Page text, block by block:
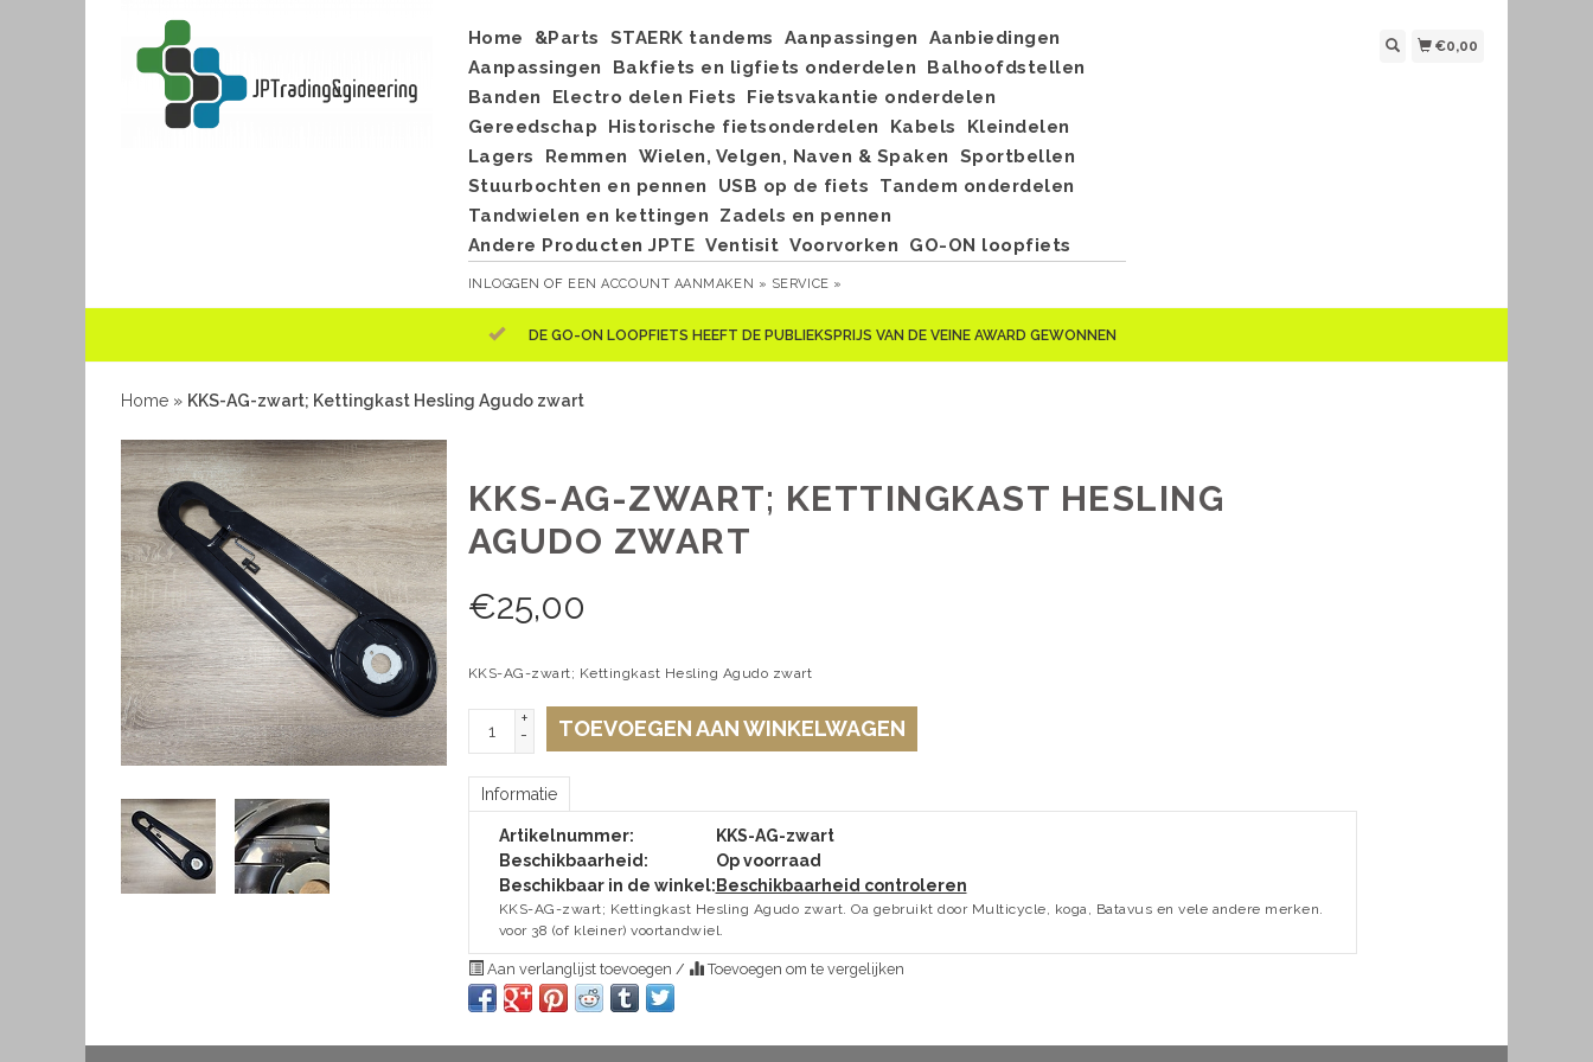
Home &Parts STAERK tandems Aanpassingen
Aanbiedingen
Aanpassingen
Bakfiets en ligfiets onderdelen
Balhoofdstellen
Banden
Electro delen Fiets
Fietsvakantie onderdelen
Gereedschap
Historische fietsonderdelen Kabels
Kleindelen
Lagers
Remmen Wielen, Velgen, Naven & Spaken
Sportbellen
Stuurbochten en pennen
USB op de fiets
Tandem onderdelen
Tandwielen en kettingen
Zadels en pennen
Andere Producten JPTE Ventisit Voorvorken GO-ON loopfiets
INLOGGEN OF EEN ACCOUNT AANMAKEN » SERVICE »
€0,00
DE GO-ON LOOPFIETS HEEFT DE PUBLIEKSPRIJS VAN DE VEINE AWARD GEWONNEN
Home » KKS-AG-zwart; Kettingkast Hesling Agudo zwart
KKS-AG-ZWART; KETTINGKAST HESLING
AGUDO ZWART
€25,00
KKS-AG-zwart; Kettingkast Hesling Agudo zwart
+
-
TOEVOEGEN AAN WINKELWAGEN
Informatie
Artikelnummer:
KKS-AG-zwart
Beschikbaarheid:
Op voorraad
Beschikbaar in de winkel: Beschikbaarheid controleren
KKS-AG-zwart; Kettingkast Hesling Agudo zwart. Oa gebruikt door Multicycle, koga, Batavus en vele andere merken.
voor 38 (of kleiner) voortandwiel.
Aan verlanglijst toevoegen / Toevoegen om te vergelijken